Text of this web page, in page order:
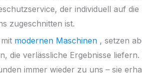
der individuell auf die
zugeschnitten ist.
modernen Maschinen , setzen
die verlässliche Ergebnisse liefern.
immer wieder zu uns – sie